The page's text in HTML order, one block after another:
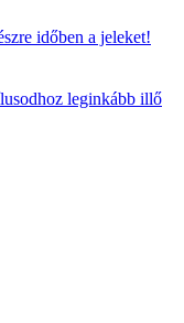
időben a jeleket!
leginkább illő